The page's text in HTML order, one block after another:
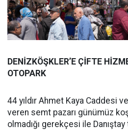
DENİZKÖŞKLER’E ÇİFTE
OTOPARK
44 yıldır Ahmet Kaya Caddesi
veren semt pazarı günümüz
olmadığı gerekçesi ile Danıştay